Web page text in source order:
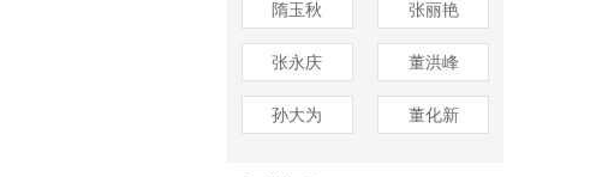
隋玉秋 张丽艳
张永庆 董洪峰
孙大为 董化新